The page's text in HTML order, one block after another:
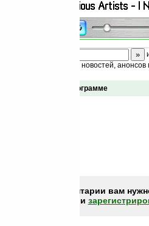
дайджест новостей,
Отзывы о программе
писать комментарии вам
или